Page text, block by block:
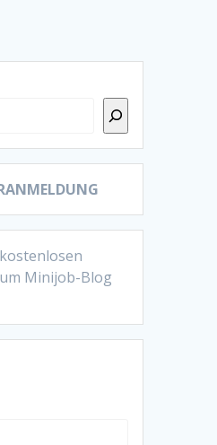
Minijob-Blog